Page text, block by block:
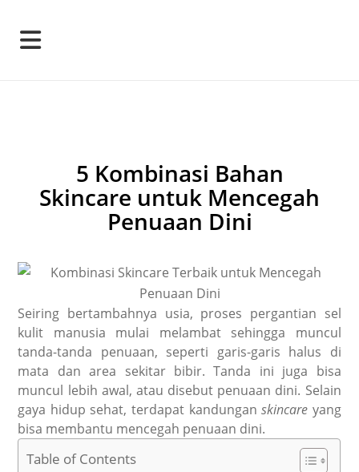
5 Kombinasi Bahan
Skincare untuk Mencegah
Penuaan Dini
Seiring bertambahnya usia, proses pergantian sel
kulit manusia mulai melambat sehingga muncul
tanda-tanda penuaan, seperti garis-garis halus di
mata dan area sekitar bibir. Tanda ini juga bisa
muncul lebih awal, atau disebut penuaan dini. Selain
gaya hidup sehat, terdapat kandunganskincare yang
bisa membantu mencegah penuaan dini.
Table of Contents